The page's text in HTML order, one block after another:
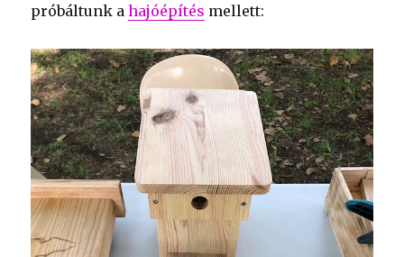
próbáltunk ahajóépítés mellett: